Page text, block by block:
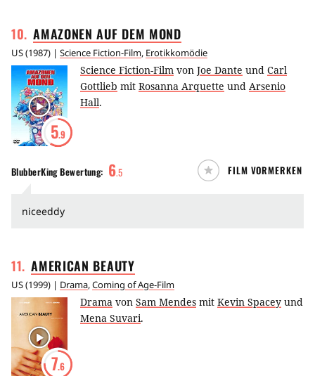
10. AMAZONEN AUF DEM MOND
US(1987) | Science Fiction-Film, Erotikkomödie
5.9
Science Fiction-Film von Joe Dante und Carl
Gottlieb mit Rosanna Arquette und Arsenio
Hall.
BlubberKingBewertung: 6.5 FILM VORMERKEN
niceeddy
11. AMERICAN BEAUTY
US(1999) | Drama,Coming of Age-Film
7.6
Drama von Sam Mendes mit Kevin Spacey und
Mena Suvari.